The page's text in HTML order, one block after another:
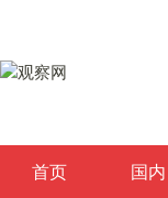
首页 国内